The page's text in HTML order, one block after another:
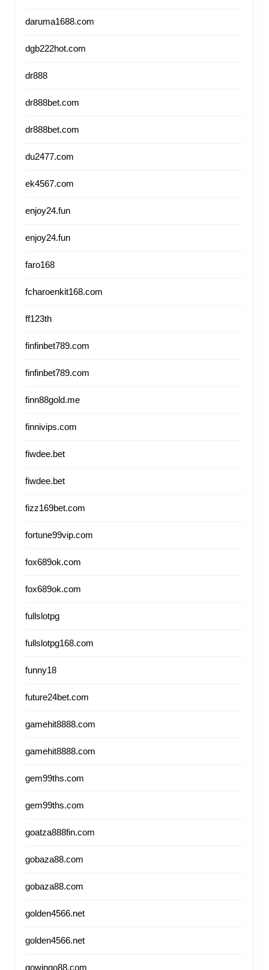
daruma1688.com
dgb222hot.com
dr888
dr888bet.com
dr888bet.com
du2477.com
ek4567.com
enjoy24.fun
enjoy24.fun
faro168
fcharoenkit168.com
ff123th
finfinbet789.com
finfinbet789.com
finn88gold.me
finnivips.com
fiwdee.bet
fiwdee.bet
fizz169bet.com
fortune99vip.com
fox689ok.com
fox689ok.com
fullslotpg
fullslotpg168.com
funny18
future24bet.com
gamehit8888.com
gamehit8888.com
gem99ths.com
gem99ths.com
goatza888fin.com
gobaza88.com
gobaza88.com
golden4566.net
golden4566.net
gowingo88.com